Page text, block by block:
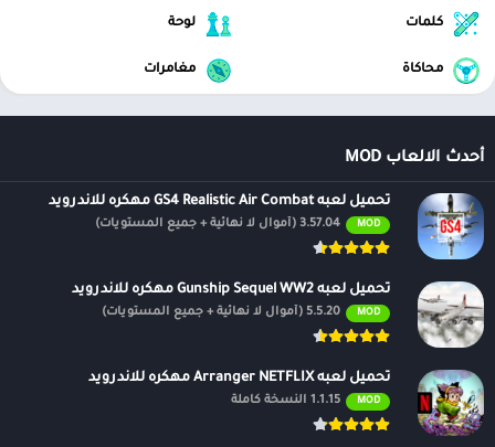
كلمات لوحة
محاكاة مغامرات
أحدث الالعاب MOD
تحميل لعبه GS4 Realistic Air Combat مهكره للاندرويد
MOD 3.57.04 (أموال لا نهائية + جميع المستويات)
تحميل لعبه Gunship Sequel WW2 مهكره للاندرويد
MOD 5.5.20 (أموال لا نهائية + جميع المستويات)
تحميل لعبه Arranger NETFLIX مهكره للاندرويد
MOD 1.1.15 النسخة كاملة